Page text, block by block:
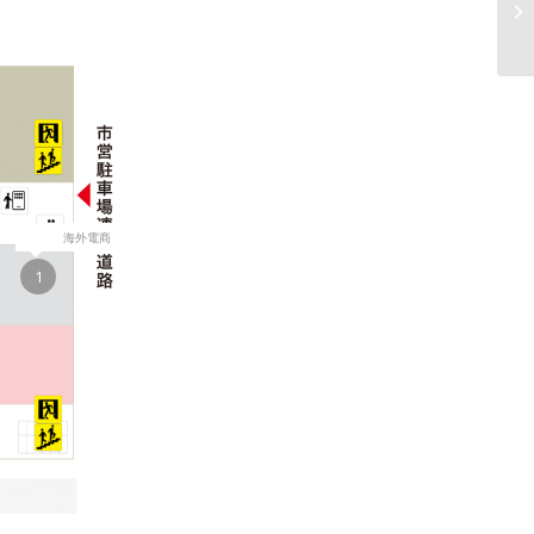
1
海外電商